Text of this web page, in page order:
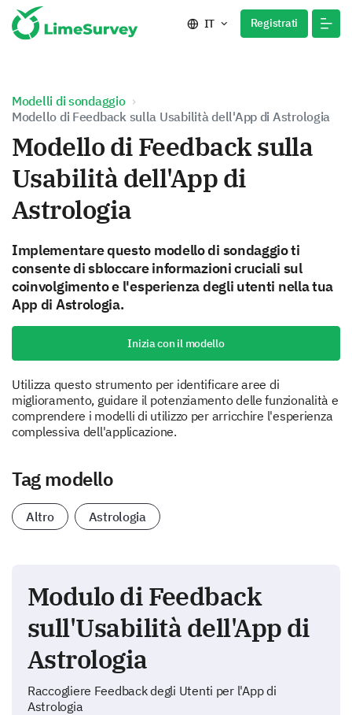
IT Registrati
Modelli di sondaggio
Modello di Feedback sulla Usabilità dell'App di Astrologia
Modello di Feedback sulla
Usabilità dell'App di
Astrologia
Implementare questo modello di sondaggio ti
consente di sbloccare informazioni cruciali sul
coinvolgimento e l'esperienza degli utenti nella tua
App di Astrologia.
Inizia con il modello
Utilizza questo strumento per identificare aree di
miglioramento, guidare il potenziamento delle funzionalità e
comprendere i modelli di utilizzo per arricchire l'esperienza
complessiva dell'applicazione.
Tag modello
Altro Astrologia
Modulo di Feedback
sull'Usabilità dell'App di
Astrologia
Raccogliere Feedback degli Utenti per l'App di
Astrologia